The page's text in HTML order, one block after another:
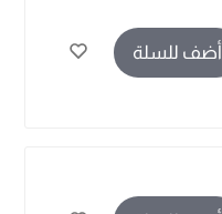
أضف للسلة